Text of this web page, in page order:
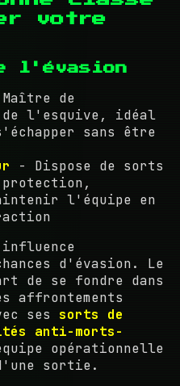
votre
l'évasion
de
l'esquive, idéal
sans être
- Dispose de sorts
l'équipe en
d'évasion. Le
de se fondre dans
affrontements
ses sorts de
anti-morts-
opérationnelle
sortie.